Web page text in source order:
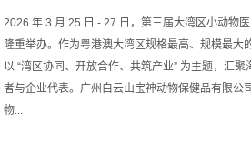
2026 年 3 月 25 日 - 27 日，第三届大湾区小动物
隆重举办。作为粤港澳大湾区规格最高、规模最大
以 “湾区协同、开放合作、共筑产业” 为主题，汇
者与企业代表。广州白云山宝神动物保健品有限公
物...